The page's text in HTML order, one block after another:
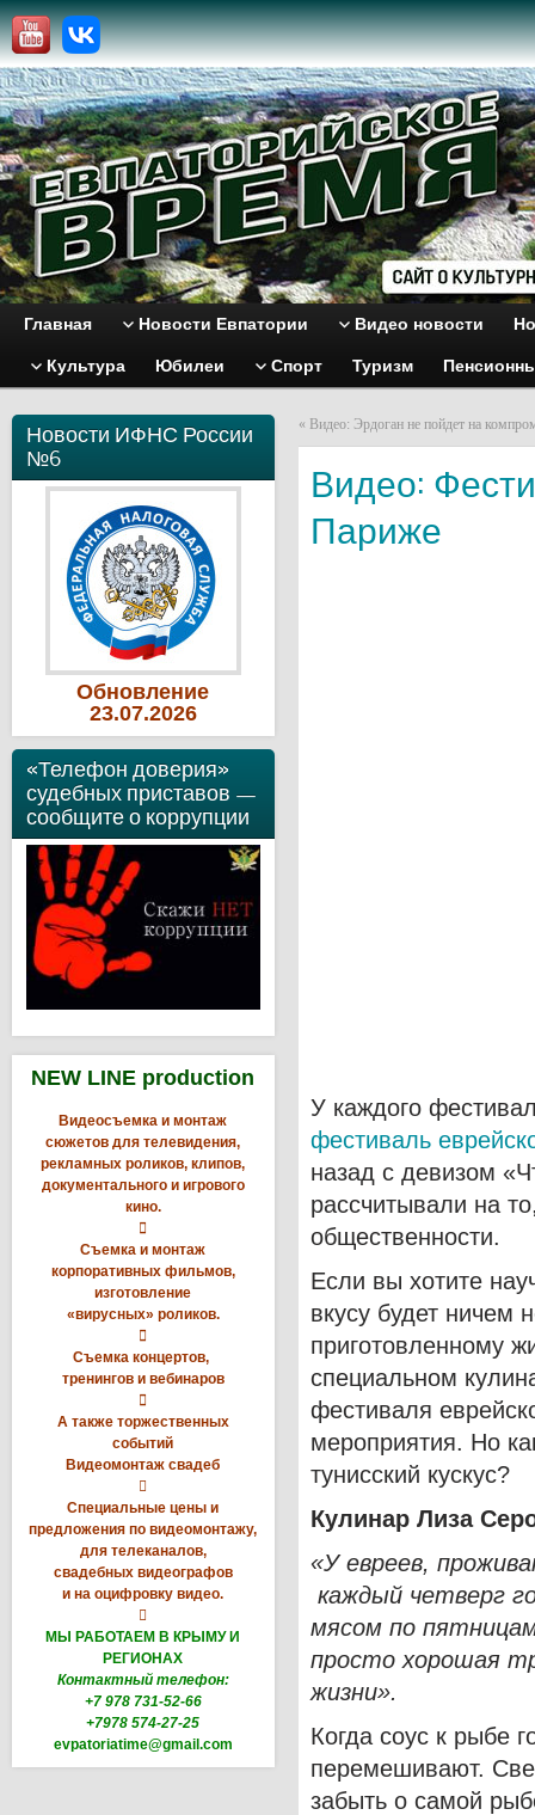
Главная Новости Евпатории Видео новости
Культура Юбилеи Спорт Туризм
Новости ИФНС России
№6
Обновление
23.07.2026
«Телефон доверия»
судебных приставов —
сообщите о коррупции
NEW LINE production
Видеосъемка и монтаж
сюжетов для телевидения,
рекламных роликов, клипов,
документального и игрового
кино.

Съемка и монтаж
корпоративных фильмов,
изготовление
«вирусных» роликов.

Съемка концертов,
тренингов и вебинаров

А также торжественных
событий
Видеомонтаж свадеб

Специальные цены и
предложения по видеомонтажу,
для телеканалов,
свадебных видеографов
и на оцифровку видео.

МЫ РАБОТАЕМ В КРЫМУ И
РЕГИОНАХ
Контактный телефон:
+7 978 731-52-66
+7978 574-27-25
evpatoriatime@gmail.com
« Видео: Эрдоган не пойдет на
Видео:
Париже
У каждого
фестиваль
назад с девизом
рассчитывали на
общественности.
Если вы хотите
вкусу будет ничем
приготовленному
специальном
фестиваля
мероприятия. Но
тунисский кускус?
Кулинар Лиза
«У евреев,
каждый четверг
мясом по
просто хорошая
жизни».
Когда соус к рыбе
перемешивают.
забыть о самой